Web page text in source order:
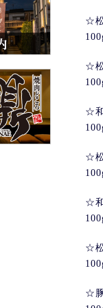
☆
☆
☆
☆
☆
☆
☆